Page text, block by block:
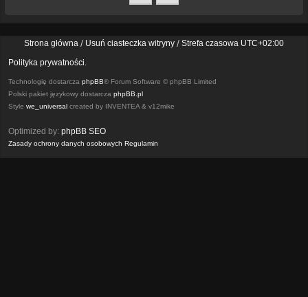
Strona główna Usuń ciasteczka witryny Strefa czasowa UTC+02:00
Polityka prywatności.
Technologię dostarcza phpBB® Forum Software © phpBB Limited
Polski pakiet językowy dostarcza phpBB.pl
Style we_universal created by INVENTEA & v12mike
Optimized by: phpBB SEO
Zasady ochrony danych osobowych Regulamin